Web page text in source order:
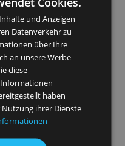
auf dem Computer
sind auch die
die Lynx
eine Teilnahme
wertvolles Wissen
Anlageprodukte
interessantes
solche, die es
Cookies.
Inhalte und Anzeigen
Datenverkehr zu
über Ihre